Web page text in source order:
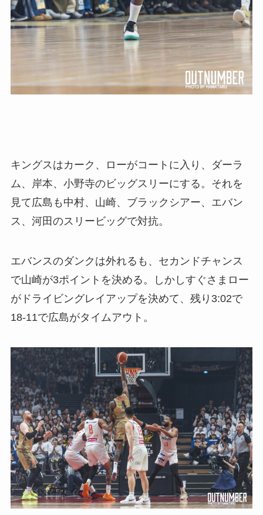
キングスはカーク、ローがコートに入り、ダーラ
ム、岸本、小野寺のビッグスリーにする。それを
見て広島も中村、山崎、ブラックシアー、エバン
ス、河田のスリービッグで対抗。
エバンスのダンクは外れるも、セカンドチャンス
で山崎が3ポイントを決める。しかしすぐさまロー
がドライビングレイアップを決めて、残り3:02で
18-11で広島がタイムアウト。